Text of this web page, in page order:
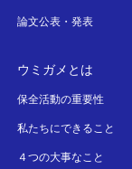
論文公表・発表
ウミガメとは
保全活動の重要性
私たちにできること
４つの大事なこと